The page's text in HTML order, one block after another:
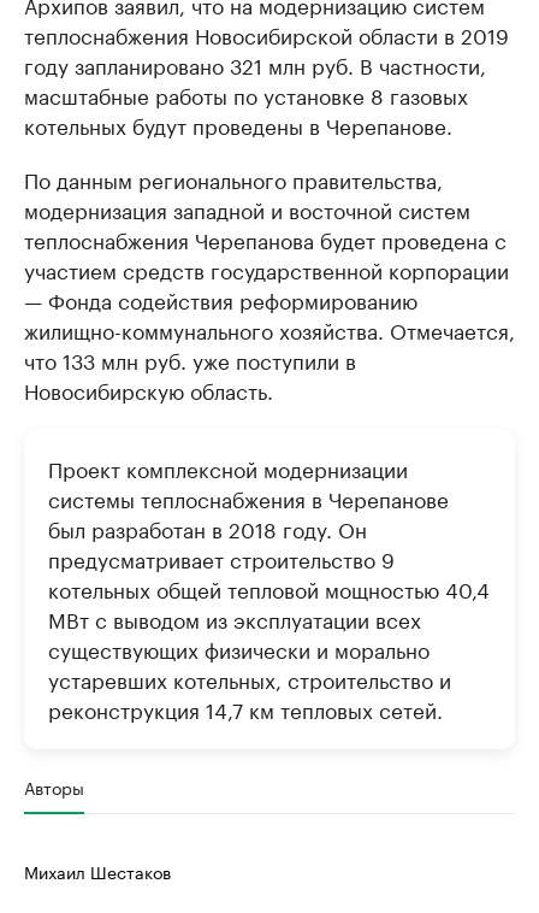
теплоснабжения Новосибирской области в 2019
году запланировано 321 млн руб. В частности,
масштабные работы по установке 8 газовых
котельных будут проведены в Черепанове.
По данным регионального правительства,
модернизация западной и восточной систем
теплоснабжения Черепанова будет проведена с
участием средств государственной корпорации
— Фонда содействия реформированию
жилищно-коммунального хозяйства. Отмечается,
что 133 млн руб. уже поступили в
Новосибирскую область.
Проект комплексной модернизации
системы теплоснабжения в Черепанове
был разработан в 2018 году. Он
предусматривает строительство 9
котельных общей тепловой мощностью 40,4
МВт с выводом из эксплуатации всех
существующих физически и морально
устаревших котельных, строительство и
реконструкция 14,7 км тепловых сетей.
Авторы
Михаил Шестаков